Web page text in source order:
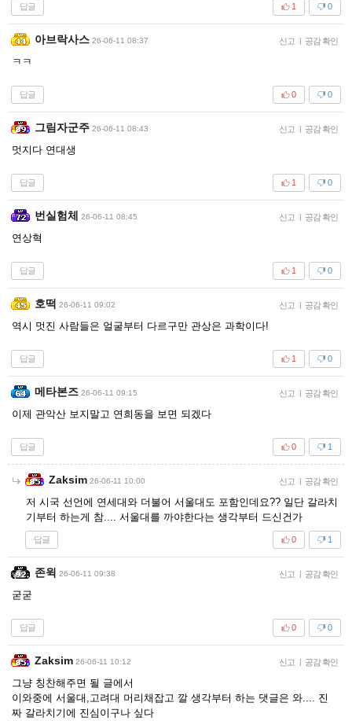
답글 0
1
아브락사스 26-06-11 08:37 신고 | 공감 확인
ㅋㅋ
답글 0
0
그림자군주 26-06-11 08:43 신고 | 공감 확인
멋지다 연대생
답글 0
1
번실험체 26-06-11 08:45 신고 | 공감 확인
연상혁
답글 0
1
호떡 26-06-11 09:02 신고 | 공감 확인
역시 멋진 사람들은 얼굴부터 다르구만 관상은 과학이다!
답글 0
1
메타본즈 26-06-11 09:15 신고 | 공감 확인
이제 관악산 보지말고 연희동을 보면 되겠다
답글 1
0
Zaksim 26-06-11 10:00 신고 | 공감 확인
저 시국 선언에 연세대와 더불어 서울대도 포함인데요?? 일단 갈라치
기부터 하는게 참.... 서울대를 까야한다는 생각부터 드신건가
답글 1
0
존윅 26-06-11 09:38 신고 | 공감 확인
굳굳
답글 0
0
Zaksim 26-06-11 10:12 신고 | 공감 확인
그냥 칭찬해주면 될 글에서
이와중에 서울대,고려대 머리채잡고 깔 생각부터 하는 댓글은 와.... 진
짜 갈라치기에 진심이구나 싶다